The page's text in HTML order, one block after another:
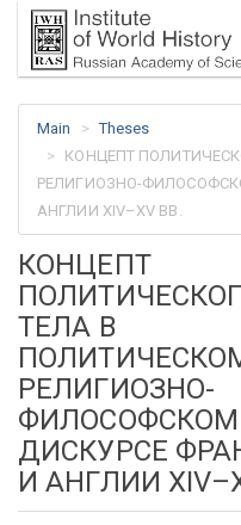
Main
Theses
КОНЦЕПТ
РЕЛИГИОЗНО-
АНГЛИИ XIV–XV ВВ.
КОНЦЕПТ
ТЕЛА В
РЕЛИГИОЗНО-
ФИЛОСОФСКОМ
ДИСКУРСЕ
И АНГЛИИ